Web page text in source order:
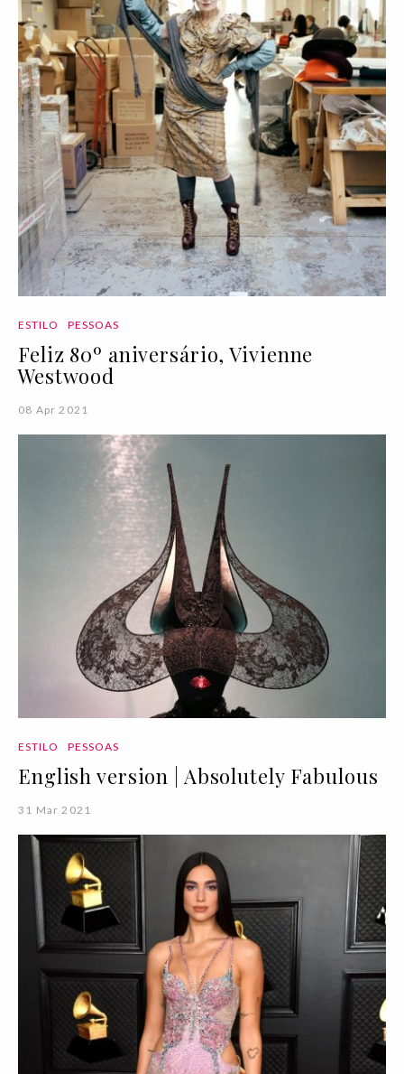
ESTILO PESSOAS
Feliz 80º aniversário, Vivienne
Westwood
08 Apr 2021
ESTILO PESSOAS
English version | Absolutely Fabulous
31 Mar 2021